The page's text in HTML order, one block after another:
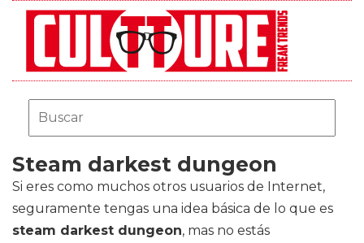
Steam darkest dungeon
Si eres como muchos otros usuarios de Internet,
seguramente tengas una idea básica de lo que es
steam darkest dungeon, mas no estás